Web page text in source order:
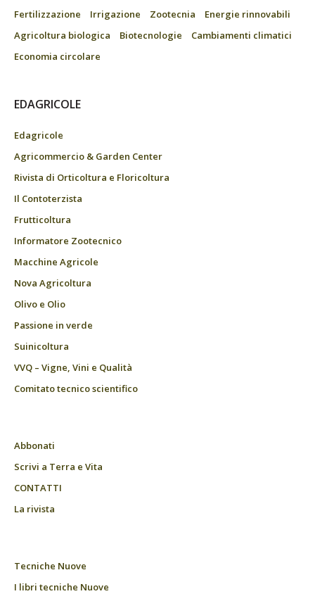
Fertilizzazione
Irrigazione Zootecnia
Energie rinnovabili
Agricoltura biologica
Biotecnologie
Cambiamenti climatici
Economia circolare
EDAGRICOLE
Edagricole
Agricommercio & Garden Center
Rivista di Orticoltura e Floricoltura
Il Contoterzista
Frutticoltura
Informatore Zootecnico
Macchine Agricole
Nova Agricoltura
Olivo e Olio
Passione in verde
Suinicoltura
VVQ – Vigne, Vini e Qualità
Comitato tecnico scientifico
Abbonati
Scrivi a Terra e Vita
CONTATTI
La rivista
Tecniche Nuove
I libri tecniche Nuove